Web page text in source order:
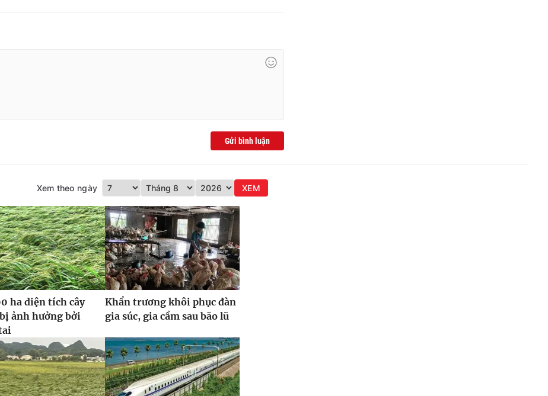
Gửi bình luận
Xem theo ngày XEM
ha diện tích cây
ảnh hưởng bởi
Khẩn trương khôi phục đàn
gia súc, gia cầm sau bão lũ